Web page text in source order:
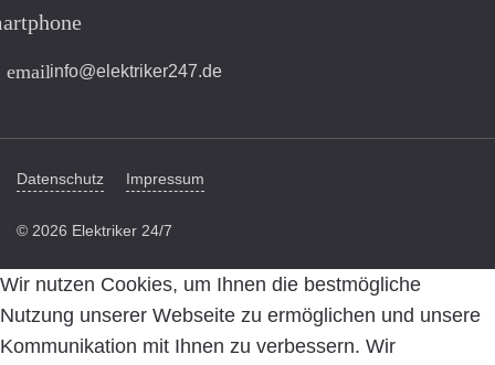
emailinfo@elektriker247.de
Datenschutz Impressum
© 2026 Elektriker 24/7
Wir nutzen Cookies, um Ihnen die bestmögliche
Nutzung unserer Webseite zu ermöglichen und unsere
Kommunikation mit Ihnen zu verbessern. Wir